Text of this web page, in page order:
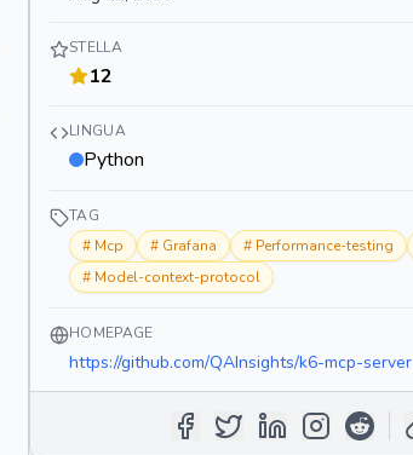
STELLA
12
LINGUA
Python
TAG
# Mcp # Grafana # Performance-testing
# Model-context-protocol
HOMEPAGE
https://github.com/QAInsights/k6-mcp-server